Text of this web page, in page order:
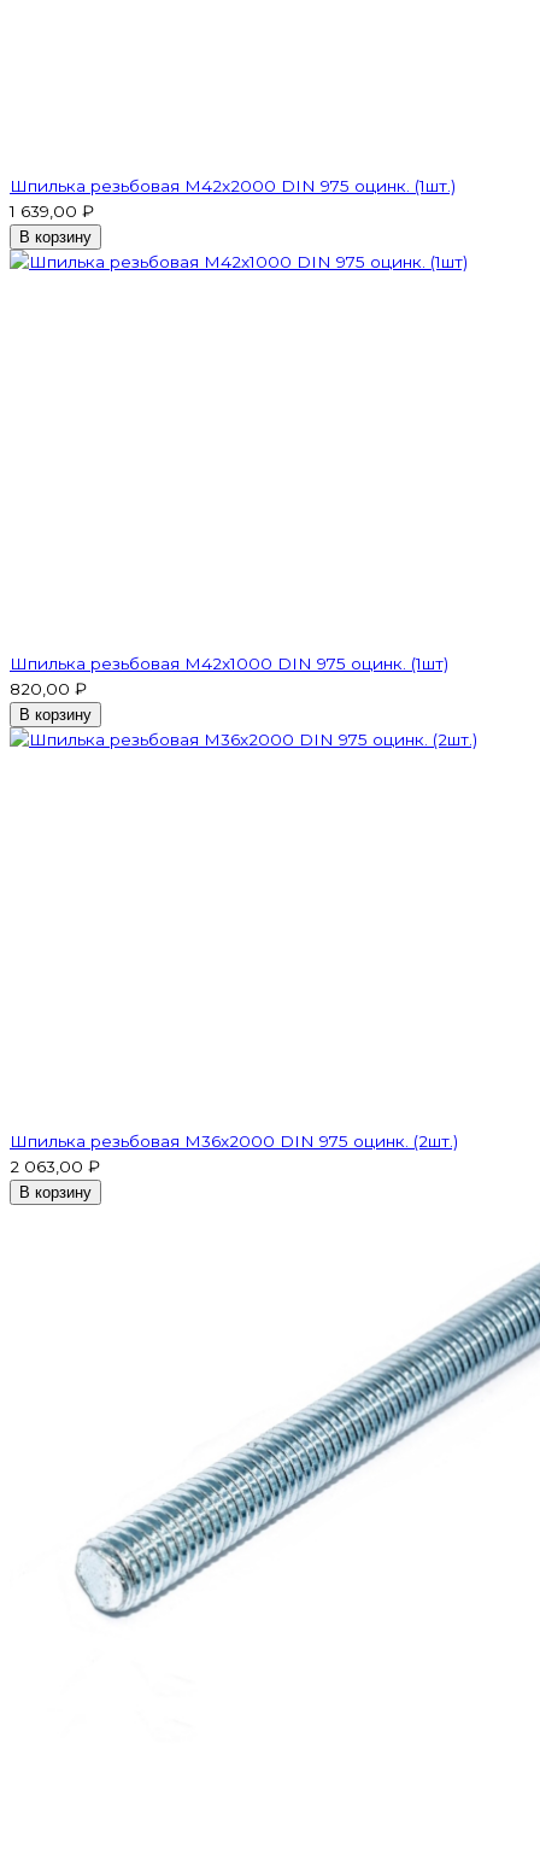
Шпилька резьбовая M42x2000 DIN 975 оцинк. (1шт.)
1 639,00 ₽
В корзину
Шпилька резьбовая M42x1000 DIN 975 оцинк. (1шт)
820,00 ₽
В корзину
Шпилька резьбовая M36x2000 DIN 975 оцинк. (2шт.)
2 063,00 ₽
В корзину